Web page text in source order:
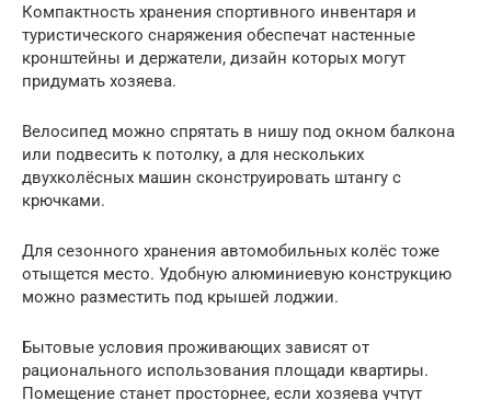
Компактность хранения спортивного инвентаря и
туристического снаряжения обеспечат настенные
кронштейны и держатели, дизайн которых могут
придумать хозяева.
Велосипед можно спрятать в нишу под окном балкона
или подвесить к потолку, а для нескольких
двухколёсных машин сконструировать штангу с
крючками.
Для сезонного хранения автомобильных колёс тоже
отыщется место. Удобную алюминиевую конструкцию
можно разместить под крышей лоджии.
Бытовые условия проживающих зависят от
рационального использования площади квартиры.
Помещение станет просторнее, если хозяева учтут